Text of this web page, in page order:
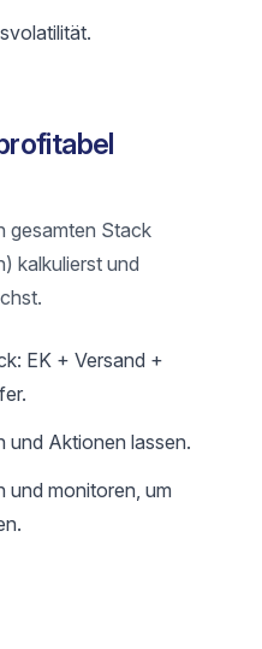
gesamten Stack
kalkulierst und
EK + Versand +
und Aktionen lassen.
und monitoren, um